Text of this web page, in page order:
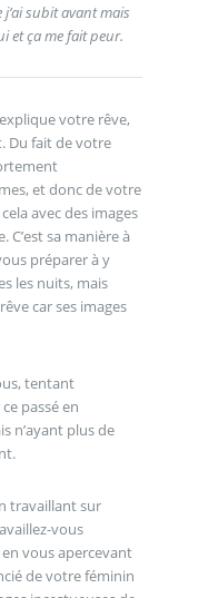
subit avant mais
et ça me fait peur.
votre rêve,
Du fait de votre
et donc de votre
avec des images
C’est sa manière à
préparer à y
les nuits, mais
car ses images
tentant
passé en
n’ayant plus de
travaillant sur
vous
vous apercevant
de votre féminin